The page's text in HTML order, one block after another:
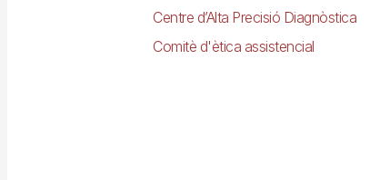
Centre d’Alta Precisió Diagnòstica
Comitè d'ètica assistencial